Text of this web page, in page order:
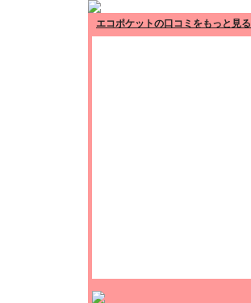
エコポケットの口コミをもっと見る